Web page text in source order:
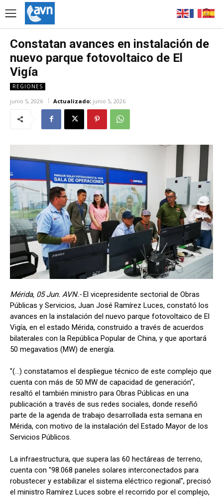
Constatan avances en instalación de
nuevo parque fotovoltaico de El
Vigía
REGIONES
junio 5, 2026 Actualizado: junio 5, 2026
Mérida, 05 Jun. AVN.-El vicepresidente sectorial de Obras
Públicas y Servicios, Juan José Ramírez Luces, constató los
avances en la instalación del nuevo parque fotovoltaico de El
Vigía, en el estado Mérida, construido a través de acuerdos
bilaterales con la República Popular de China, y que aportará
50 megavatios (MW) de energía.
"(...) constatamos el despliegue técnico de este complejo que
cuenta con más de 50 MW de capacidad de generación",
resaltó el también ministro para Obras Públicas en una
publicación a través de sus redes sociales, donde reseñó
parte de la agenda de trabajo desarrollada esta semana en
Mérida, con motivo de la instalación del Estado Mayor de los
Servicios Públicos.
La infraestructura, que supera las 60 hectáreas de terreno,
cuenta con "98.068 paneles solares interconectados para
robustecer y estabilizar el sistema eléctrico regional", precisó
el ministro Ramírez Luces sobre el recorrido por el complejo,